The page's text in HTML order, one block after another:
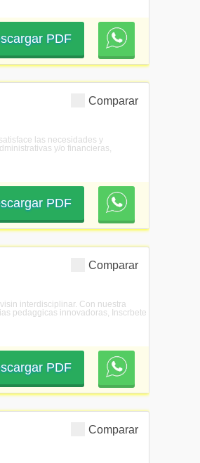
PDF
Comparar
las necesidades y
y/o financieras,
PDF
Comparar
interdisciplinar. Con nuestra
pedaggicas innovadoras, Inscrbete
PDF
Comparar